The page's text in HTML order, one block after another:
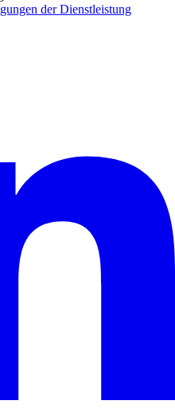
der Dienstleistung